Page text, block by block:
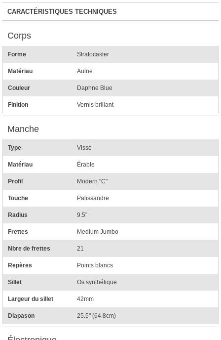
CARACTÉRISTIQUES TECHNIQUES
Corps
Forme Stratocaster
Matériau Aulne
Couleur Daphne Blue
Finition Vernis brillant
Manche
Type Vissé
Matériau Érable
Profil Modern "C"
Touche Palissandre
Radius 9.5"
Frettes Medium Jumbo
Nbre de frettes 21
Repères Points blancs
Sillet Os synthétique
Largeur du sillet 42mm
Diapason 25.5" (64.8cm)